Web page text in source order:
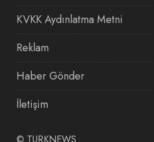
KVKK Aydınlatma Metni
Reklam
Haber Gönder
İletişim